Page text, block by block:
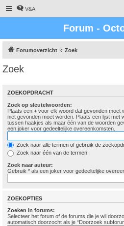
V&A
Forum -
Forumoverzicht Zoek
Zoek
ZOEKOPDRACHT
Zoek op sleutelwoorden:
Plaats een + voor elk woord dat gevonden moet
niet gevonden moet worden. Plaats een lijst met
tussen haakjes als maar één van de woorden
een joker voor gedeeltelijke overeenkomsten.
Zoek naar alle termen of gebruik de
Zoek naar één van de termen
Zoek naar auteur:
Gebruik * als een joker voor gedeeltelijke
ZOEKOPTIES
Zoeken in forums:
Selecteer het forum of de forums die je wil
automatisch doorzocht als je “Doorzoek